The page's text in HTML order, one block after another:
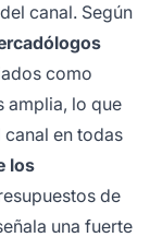
canal. Según
como
amplia, lo que
en todas
los
de
una fuerte